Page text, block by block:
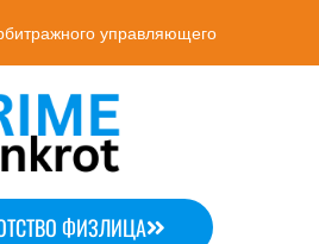
управляющего
ФИЗЛИЦА